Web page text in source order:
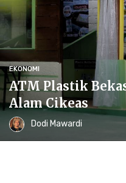
EKONOMI
ATM Plastik
Alam Cikeas
Dodi Mawardi